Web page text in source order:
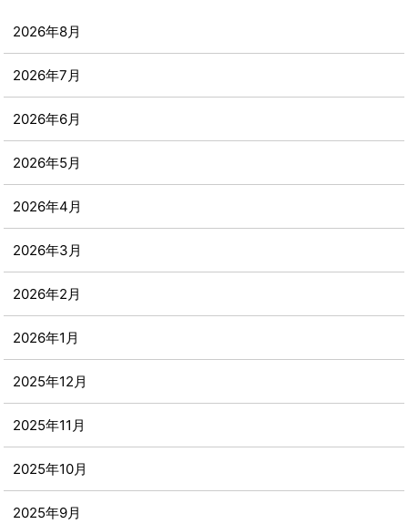
2026年8月
2026年7月
2026年6月
2026年5月
2026年4月
2026年3月
2026年2月
2026年1月
2025年12月
2025年11月
2025年10月
2025年9月